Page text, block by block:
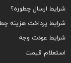
شرایط ارسال چطوره؟
شرایط پرداخت هزینه
شرایط عودت وجه
استعلام قیمت